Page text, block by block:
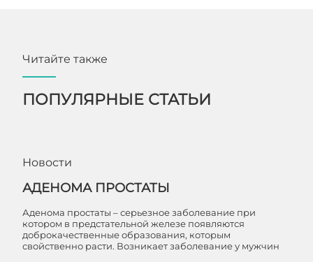
Читайте также
ПОПУЛЯРНЫЕ СТАТЬИ
Новости
АДЕНОМА ПРОСТАТЫ
Аденома простаты – серьезное заболевание при
котором в предстательной железе появляются
доброкачественные образования, которым
свойственно расти. Возникает заболевание у мужчин